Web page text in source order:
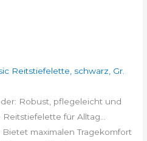
Reitstiefelette, schwarz, Gr.
Robust, pflegeleicht und
für Alltag...
maximalen Tragekomfort